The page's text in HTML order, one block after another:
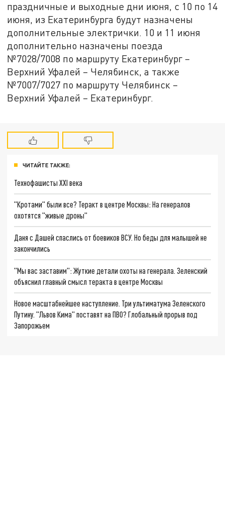
праздничные и выходные дни июня, с 10 по 14
июня, из Екатеринбурга будут назначены
дополнительные электрички. 10 и 11 июня
дополнительно назначены поезда
№7028/7008 по маршруту Екатеринбург –
Верхний Уфалей – Челябинск, а также
№7007/7027 по маршруту Челябинск –
Верхний Уфалей – Екатеринбург.
ЧИТАЙТЕ ТАКЖЕ:
Технофашисты XXI века
"Кротами" были все? Теракт в центре Москвы: На генералов
охотятся "живые дроны"
Даня с Дашей спаслись от боевиков ВСУ. Но беды для малышей не
закончились
"Мы вас заставим": Жуткие детали охоты на генерала. Зеленский
объяснил главный смысл теракта в центре Москвы
Новое масштабнейшее наступление. Три ультиматума Зеленского
Путину. "Львов Кима" поставят на ПВО? Глобальный прорыв под
Запорожьем